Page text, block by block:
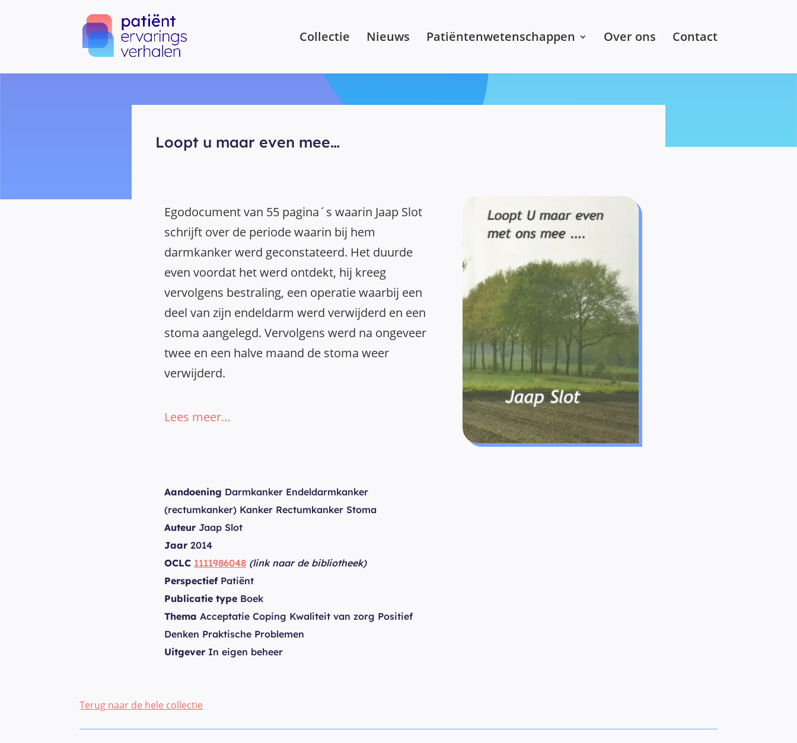
Collectie Nieuws Patiëntenwetenschappen Over ons Contact
Loopt u maar even mee…
Egodocument van 55 pagina´s waarin Jaap Slot
schrijft over de periode waarin bij hem
darmkanker werd geconstateerd. Het duurde
even voordat het werd ontdekt, hij kreeg
vervolgens bestraling, een operatie waarbij een
deel van zijn endeldarm werd verwijderd en een
stoma aangelegd. Vervolgens werd na ongeveer
twee en een halve maand de stoma weer
verwijderd.
Lees meer…
Aandoening Darmkanker Endeldarmkanker
(rectumkanker) Kanker Rectumkanker Stoma
Auteur Jaap Slot
Jaar 2014
OCLC 1111986048 (link naar de bibliotheek)
PerspectiefPatiënt
Publicatie type Boek
Thema Acceptatie Coping Kwaliteit van zorg Positief
Denken Praktische Problemen
Uitgever In eigen beheer
Terug naar de hele collectie